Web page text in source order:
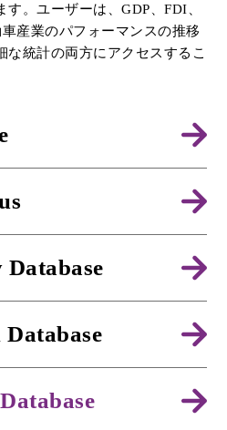
。ユーザーは、GDP、FDI、
産業のパフォーマンスの推移
な統計の両方にアクセスするこ